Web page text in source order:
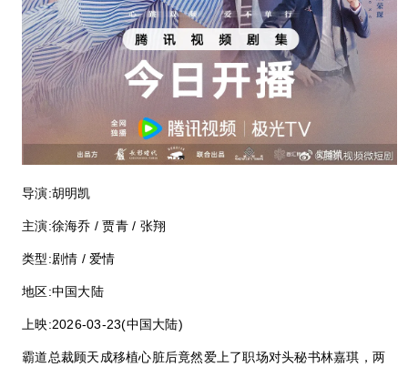
导演:胡明凯
主演:徐海乔 / 贾青 / 张翔
类型:剧情 / 爱情
地区:中国大陆
上映:2026-03-23(中国大陆)
霸道总裁顾天成移植心脏后竟然爱上了职场对头秘书林嘉琪，两